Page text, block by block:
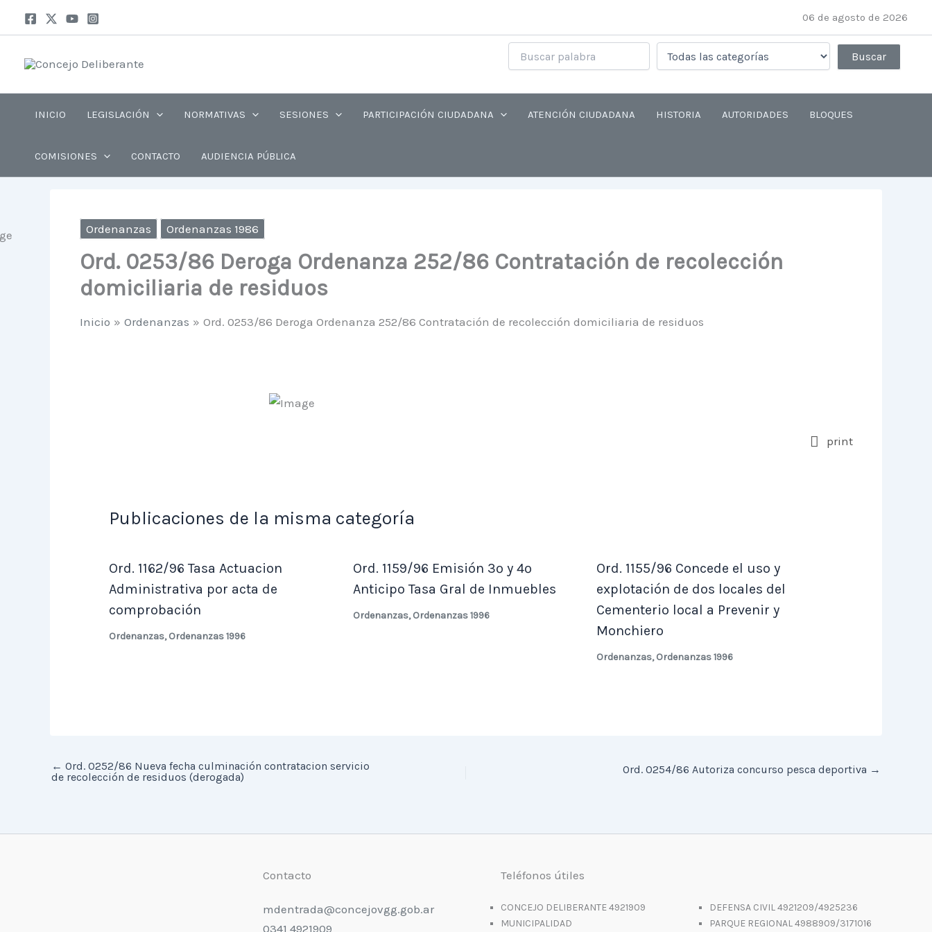
06 de agosto de 2026
INICIO LEGISLACIÓN NORMATIVAS SESIONES PARTICIPACIÓN CIUDADANA ATENCIÓN CIUDADANA HISTORIA AUTORIDADES BLOQUES
COMISIONES CONTACTO AUDIENCIA PÚBLICA
Ordenanzas Ordenanzas 1986
Ord. 0253/86 Deroga Ordenanza 252/86 Contratación de recolección
domiciliaria de residuos
Inicio Ordenanzas Ord. 0253/86 Deroga Ordenanza 252/86 Contratación de recolección domiciliaria de residuos
print
Publicaciones de la misma categoría
Ord. 1162/96 Tasa Actuacion
Administrativa por acta de
comprobación
Ordenanzas,Ordenanzas 1996
Ord. 1159/96 Emisión 3º y 4º
Anticipo Tasa Gral de Inmuebles
Ordenanzas,Ordenanzas 1996
Ord. 1155/96 Concede el uso y
explotación de dos locales del
Cementerio local a Prevenir y
Monchiero
Ordenanzas,Ordenanzas 1996
← Ord. 0252/86 Nueva fecha culminación contratacion servicio
de recolección de residuos (derogada)
Ord. 0254/86 Autoriza concurso pesca deportiva →
Contacto
mdentrada@concejovgg.gob.ar
0341 4921909
Teléfonos útiles
CONCEJO DELIBERANTE 4921909
MUNICIPALIDAD
DEFENSA CIVIL 4921209/4925236
PARQUE REGIONAL 4988909/3171016